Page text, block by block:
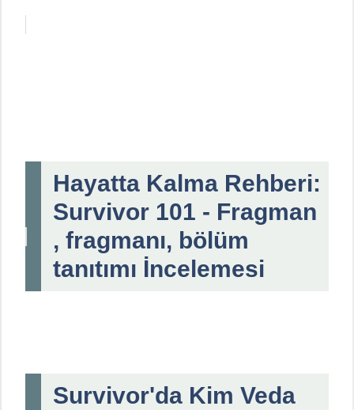
Hayatta Kalma Rehberi:
Survivor 101 - Fragman
, fragmanı, bölüm
tanıtımı İncelemesi
Survivor'da Kim Veda